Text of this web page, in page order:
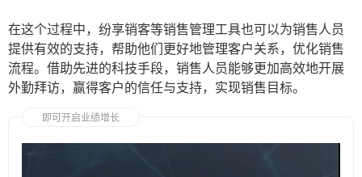
在这个过程中，纷享销客等销售管理工具也可以为销售人员
提供有效的支持，帮助他们更好地管理客户关系，优化销售
流程。借助先进的科技手段，销售人员能够更加高效地开展
外勤拜访，赢得客户的信任与支持，实现销售目标。
即可开启业绩增长